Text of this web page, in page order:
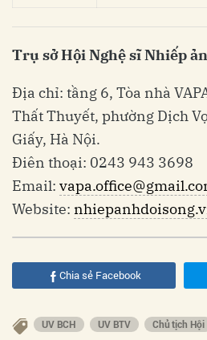
Trụ sở Hội Nghệ sĩ Nhiếp
Địa chỉ: tầng 6, Tòa nhà
Thất Thuyết, phường Dịch
Giấy, Hà Nội.
Điên thoại: 0243 943 3698
Email:
Website:
Chia sẻ Facebook
UV BCH UV BTV Chủ tịch Hội